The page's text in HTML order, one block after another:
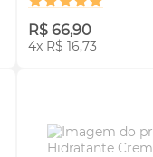
R$ 66,90
4x R$ 16,73
AVISE-ME